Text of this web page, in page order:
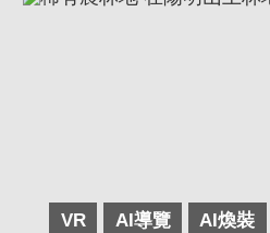
VR AI導覽 AI煥裝